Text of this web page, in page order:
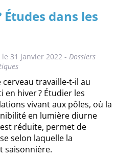
dans les
le 31 janvier 2022 -Dossiers
cerveau travaille-t-il au
en hiver ? Étudier les
vivant aux pôles, où la
en lumière diurne
réduite, permet de
selon laquelle la
saisonnière.